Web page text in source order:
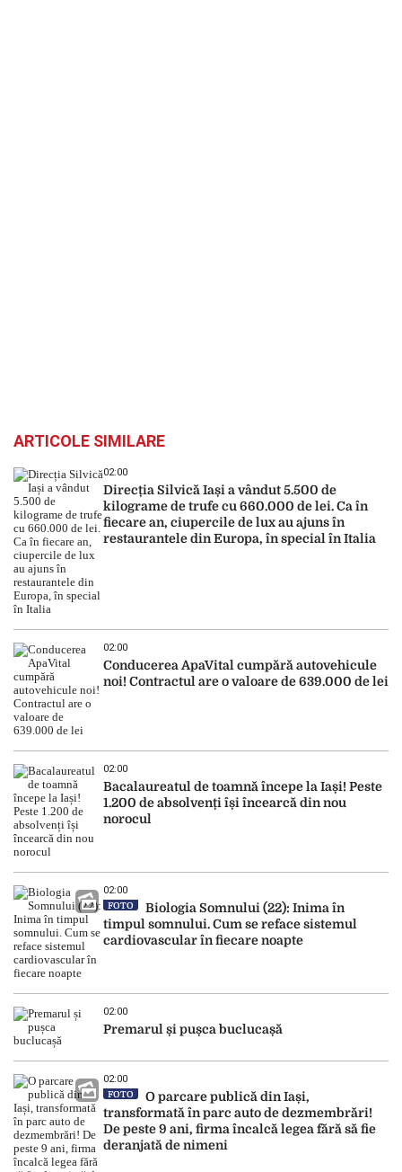
ARTICOLE SIMILARE
02:00
Direcția Silvică Iași a vândut 5.500 de
kilograme de trufe cu 660.000 de lei. Ca în
fiecare an, ciupercile de lux au ajuns în
restaurantele din Europa, în special în Italia
02:00
Conducerea ApaVital cumpără autovehicule
noi! Contractul are o valoare de 639.000 de lei
02:00
Bacalaureatul de toamnă începe la Iași! Peste
1.200 de absolvenți își încearcă din nou
norocul
02:00
FOTO
Biologia Somnului (22): Inima în
timpul somnului. Cum se reface sistemul
cardiovascular în fiecare noapte
02:00
Premarul și pușca buclucașă
02:00
FOTO
O parcare publică din Iași,
transformată în parc auto de dezmembrări!
De peste 9 ani, firma încalcă legea fără să fie
deranjată de nimeni